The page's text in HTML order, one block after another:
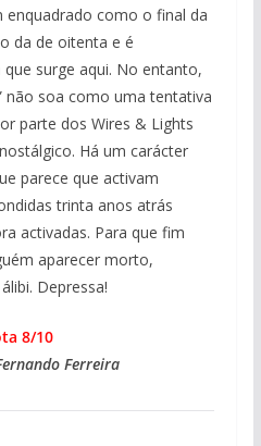
como o final da
da de oitenta e é
surge aqui. No entanto,
não soa como uma tentativa
parte dos Wires & Lights
Há um carácter
parece que activam
trinta anos atrás
activadas. Para que fim
aparecer morto,
Depressa!
8/10
Ferreira